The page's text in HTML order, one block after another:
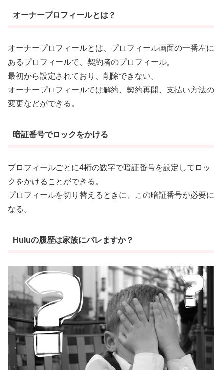
オーナープロフィールとは？
オーナープロフィールとは、プロフィール画面の一番左に
あるプロフィールで、契約者のプロフィール。
最初から設定されており、削除できない。
オーナープロフィールでは解約、契約再開、支払い方法の
変更などができる。
暗証番号でロックをかける
プロフィールごとに4桁の数字で暗証番号を設定してロッ
クをかけることができる。
プロフィールを切り替えるときに、この暗証番号が必要に
なる。
Huluの履歴は家族にバレますか？